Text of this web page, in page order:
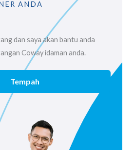
ANDA
dan saya akan bantu anda
Coway idaman anda.
Tempah